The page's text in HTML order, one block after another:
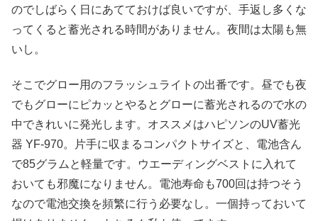
のでしばらく日にあてておけば良いですが、手返し多くな
ってくると蓄光される時間がありません。夜間は太陽も無
いし。
そこでグロー用のフラッシュライトの出番です。昼でも夜
でもグローにピカッとやるとグローに蓄光されるので水の
中できれいに発光します。オススメはハピソンのUV蓄光
器 YF-970。片手に収まるコンパクトサイズと、電池含ん
で85グラムと軽量です。ウエーディングベストに入れて
おいても邪魔になりません。電池寿命も700回は持つそう
なので電池交換を頻繁に行う必要なし。一個持っておいて